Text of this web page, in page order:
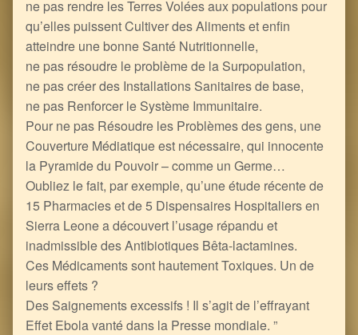
ne pas rendre les Terres Volées aux populations pour
qu’elles puissent Cultiver des Aliments et enfin
atteindre une bonne Santé Nutritionnelle,
ne pas résoudre le problème de la Surpopulation,
ne pas créer des Installations Sanitaires de base,
ne pas Renforcer le Système Immunitaire.
Pour ne pas Résoudre les Problèmes des gens, une
Couverture Médiatique est nécessaire, qui innocente
la Pyramide du Pouvoir – comme un Germe…
Oubliez le fait, par exemple, qu’une étude récente de
15 Pharmacies et de 5 Dispensaires Hospitaliers en
Sierra Leone a découvert l’usage répandu et
inadmissible des Antibiotiques Bêta-lactamines.
Ces Médicaments sont hautement Toxiques. Un de
leurs effets ?
Des Saignements excessifs ! Il s’agit de l’effrayant
Effet Ebola vanté dans la Presse mondiale. ”